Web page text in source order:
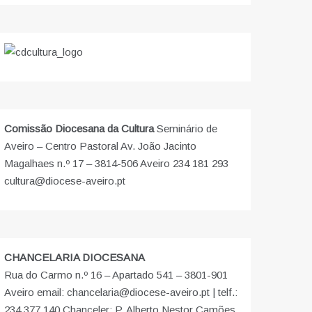
Comissão Diocesana da CulturaSeminário de
Aveiro – Centro Pastoral Av. João Jacinto
Magalhaes n.º 17 – 3814-506 Aveiro 234 181 293
cultura@diocese-aveiro.pt
CHANCELARIA DIOCESANA
Rua do Carmo n.º 16 – Apartado 541 – 3801-901
Aveiro email: chancelaria@diocese-aveiro.pt | telf.: